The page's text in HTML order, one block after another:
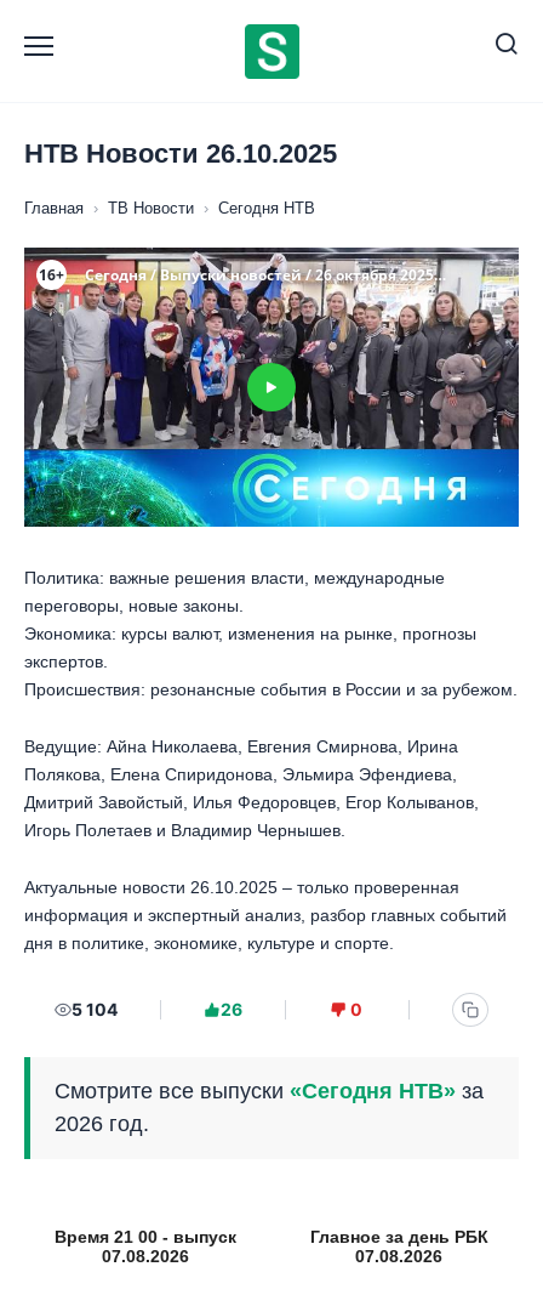
содержанию
НТВ Новости 26.10.2025
Главная › ТВ Новости › Сегодня НТВ
Политика: важные решения власти, международные
переговоры, новые законы.
Экономика: курсы валют, изменения на рынке, прогнозы
экспертов.
Происшествия: резонансные события в России и за рубежом.
Ведущие: Айна Николаева, Евгения Смирнова, Ирина
Полякова, Елена Спиридонова, Эльмира Эфендиева,
Дмитрий Завойстый, Илья Федоровцев, Егор Колыванов,
Игорь Полетаев и Владимир Чернышев.
Актуальные новости 26.10.2025 – только проверенная
информация и экспертный анализ, разбор главных событий
дня в политике, экономике, культуре и спорте.
5 104 26 0
Смотрите все выпуски «Сегодня НТВ» за
2026 год.
Время 21 00 - выпуск
07.08.2026
Главное за день РБК
07.08.2026